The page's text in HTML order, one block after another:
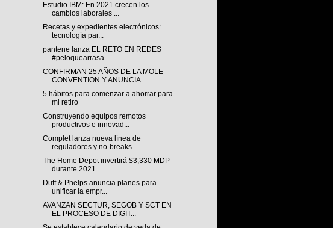
Estudio IBM: En 2021 crecen los
cambios laborales ...
Recetas y expedientes electrónicos:
tecnología par...
pantene lanza EL RETO EN REDES
#peloquearrasa
CONFIRMAN 25 AÑOS DE LA MOLE
CONVENTION Y ANUNCIA...
5 hábitos para comenzar a ahorrar para
mi retiro
Construyendo equipos remotos
productivos e innovad...
Complet lanza nueva línea de
reguladores y no-breaks
The Home Depot invertirá $3,330 MDP
durante 2021 ...
Duff & Phelps anuncia planes para
unificar la empr...
AVANZAN SECTUR, SEGOB Y SCT EN
EL PROCESO DE DIGIT...